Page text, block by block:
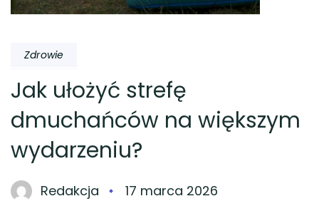
Zdrowie
Jak ułożyć strefę
dmuchańców na większym
wydarzeniu?
Redakcja 17 marca 2026